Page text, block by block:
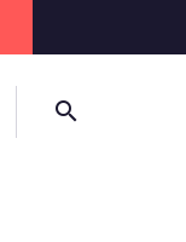
search